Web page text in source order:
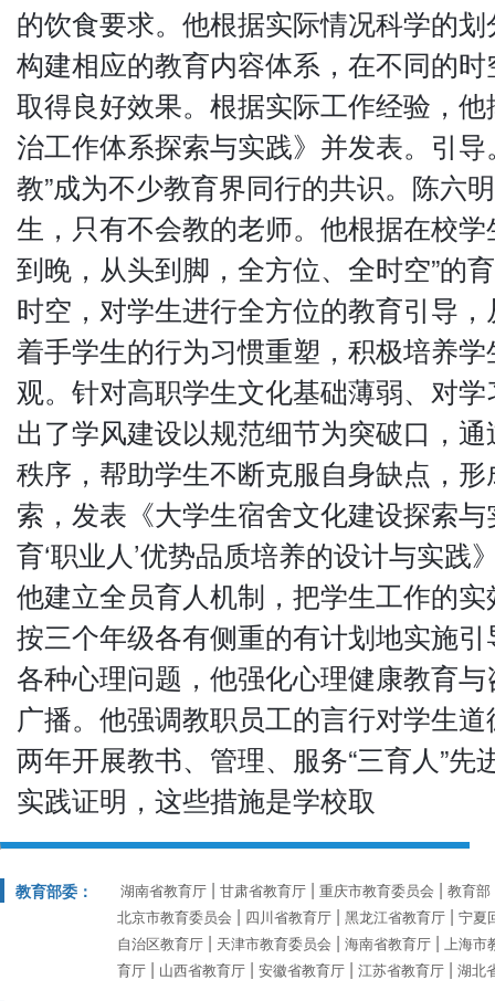
的饮食要求。他根据实际情况科学的
构建相应的教育内容体系，在不同的
取得良好效果。根据实际工作经验，
治工作体系探索与实践》并发表。引
教”成为不少教育界同行的共识。陈六
生，只有不会教的老师。他根据在校
到晚，从头到脚，全方位、全时空”的
时空，对学生进行全方位的教育引导
着手学生的行为习惯重塑，积极培养
观。针对高职学生文化基础薄弱、对
出了学风建设以规范细节为突破口，
秩序，帮助学生不断克服自身缺点，
索，发表《大学生宿舍文化建设探索
育‘职业人’优势品质培养的设计与实践
他建立全员育人机制，把学生工作的
按三个年级各有侧重的有计划地实施
各种心理问题，他强化心理健康教育
广播。他强调教职员工的言行对学生
两年开展教书、管理、服务“三育人”
实践证明，这些措施是学校取
教育部委： 湖南省教育厅 甘肃省教育厅 重庆市教育委员会
教育部
北京市教育委员会
四川省教育厅 黑龙江省教育厅
宁夏
自治区教育厅
天津市教育委员会 海南省教育厅
上海市
育厅
山西省教育厅 安徽省教育厅 江苏省教育厅 湖北